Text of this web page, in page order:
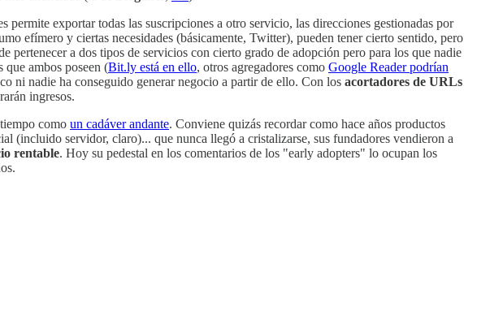
exportar todas las suscripciones a otro servicio, las direcciones gestionadas por
efímero y ciertas necesidades (básicamente, Twitter), pueden tener cierto sentido, pero
pertenecer a dos tipos de servicios con cierto grado de adopción pero para los que nadie
que ambos poseen (Bit.ly está en ello, otros agregadores como Google Reader podrían
ni nadie ha conseguido generar negocio a partir de ello. Con los acortadores de URLs
ingresos.
como un cadáver andante. Conviene quizás recordar como hace años productos
(incluido servidor, claro)... que nunca llegó a cristalizarse, sus fundadores vendieron a
rentable. Hoy su pedestal en los comentarios de los "early adopters" lo ocupan los